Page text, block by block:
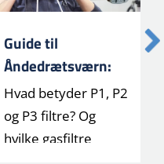
Guide til
Åndedrætsværn:
Forstå Filtertyper
og Klasser (P1, P2,
P3)
Hvad betyder P1, P2
og P3 filtre? Og
hvilke gasfiltre